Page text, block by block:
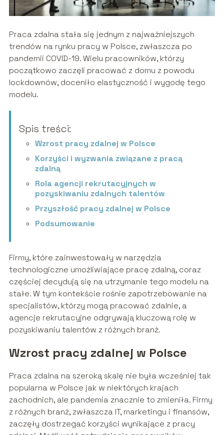
Praca zdalna stała się jednym z najważniejszych
trendów na rynku pracy w Polsce, zwłaszcza po
pandemii COVID-19. Wielu pracowników, którzy
początkowo zaczęli pracować z domu z powodu
lockdownów, doceniło elastyczność i wygodę tego
modelu.
Spis treści:
Wzrost pracy zdalnej w Polsce
Korzyści i wyzwania związane z pracą
zdalną
Rola agencji rekrutacyjnych w
pozyskiwaniu zdalnych talentów
Przyszłość pracy zdalnej w Polsce
Podsumowanie
Firmy, które zainwestowały w narzędzia
technologiczne umożliwiające pracę zdalną, coraz
częściej decydują się na utrzymanie tego modelu na
stałe. W tym kontekście rośnie zapotrzebowanie na
specjalistów, którzy mogą pracować zdalnie, a
agencje rekrutacyjne odgrywają kluczową rolę w
pozyskiwaniu talentów z różnych branż.
Wzrost pracy zdalnej w Polsce
Praca zdalna na szeroką skalę nie była wcześniej tak
popularna w Polsce jak w niektórych krajach
zachodnich, ale pandemia znacznie to zmieniła. Firmy
z różnych branż, zwłaszcza IT, marketingu i finansów,
zaczęły dostrzegać korzyści wynikające z pracy